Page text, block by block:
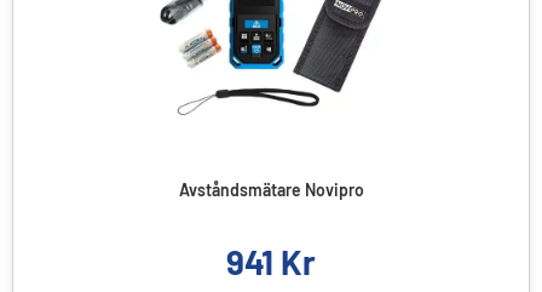
Avståndsmätare Novipro
941 Kr